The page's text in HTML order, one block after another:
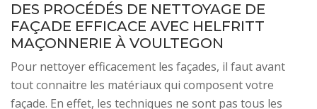
DES PROCÉDÉS DE NETTOYAGE DE
FAÇADE EFFICACE AVEC HELFRITT
MAÇONNERIE À VOULTEGON
Pour nettoyer efficacement les façades, il faut avant
tout connaitre les matériaux qui composent votre
façade. En effet, les techniques ne sont pas tous les